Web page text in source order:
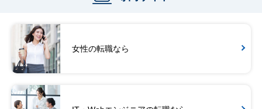
女性の転職なら